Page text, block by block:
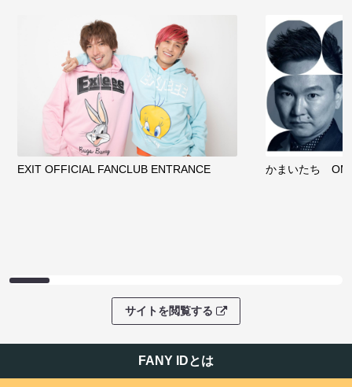
EXIT OFFICIAL FANCLUB ENTRANCE かまいたち
サイトを閲覧する
FANY IDとは